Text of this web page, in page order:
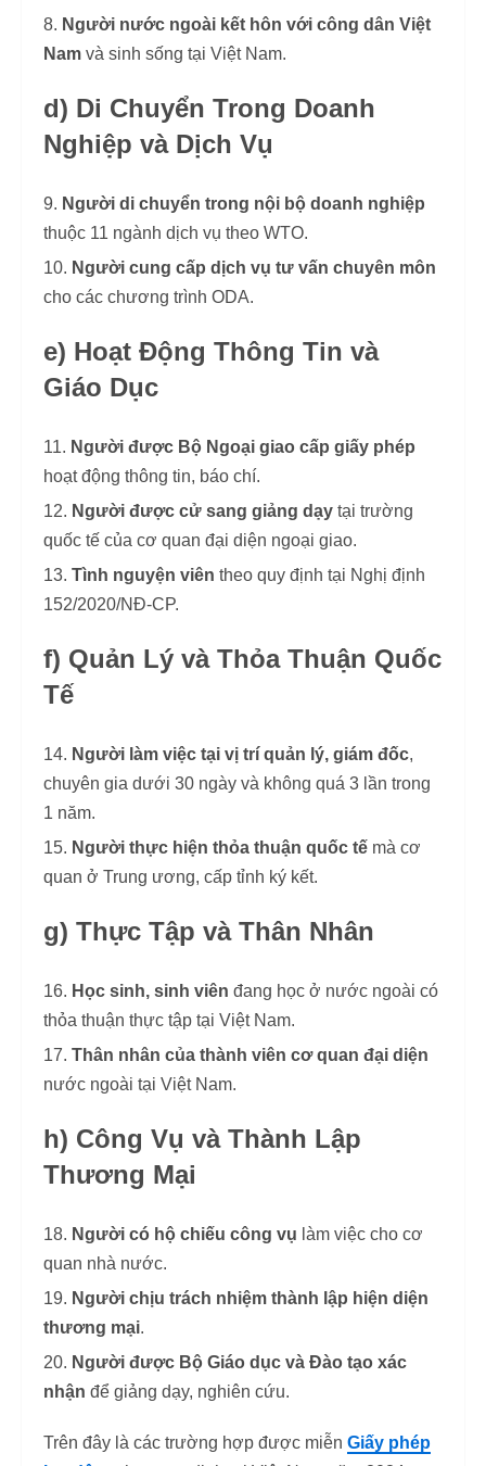
Người nước ngoài kết hôn với công dân Việt
Nam và sinh sống tại Việt Nam.
d) Di Chuyển Trong Doanh
Nghiệp và Dịch Vụ
Người di chuyển trong nội bộ doanh nghiệp
thuộc 11 ngành dịch vụ theo WTO.
Người cung cấp dịch vụ tư vấn chuyên môn
cho các chương trình ODA.
e) Hoạt Động Thông Tin và
Giáo Dục
Người được Bộ Ngoại giao cấp giấy phép
hoạt động thông tin, báo chí.
Người được cử sang giảng dạy tại trường
quốc tế của cơ quan đại diện ngoại giao.
Tình nguyện viên theo quy định tại Nghị định
152/2020/NĐ-CP.
f) Quản Lý và Thỏa Thuận Quốc
Tế
Người làm việc tại vị trí quản lý, giám đốc,
chuyên gia dưới 30 ngày và không quá 3 lần trong
1 năm.
Người thực hiện thỏa thuận quốc tế mà cơ
quan ở Trung ương, cấp tỉnh ký kết.
g) Thực Tập và Thân Nhân
Học sinh, sinh viên đang học ở nước ngoài có
thỏa thuận thực tập tại Việt Nam.
Thân nhân của thành viên cơ quan đại diện
nước ngoài tại Việt Nam.
h) Công Vụ và Thành Lập
Thương Mại
Người có hộ chiếu công vụ làm việc cho cơ
quan nhà nước.
Người chịu trách nhiệm thành lập hiện diện
thương mại.
Người được Bộ Giáo dục và Đào tạo xác
nhận để giảng dạy, nghiên cứu.
Trên đây là các trường hợp được miễn Giấy phép